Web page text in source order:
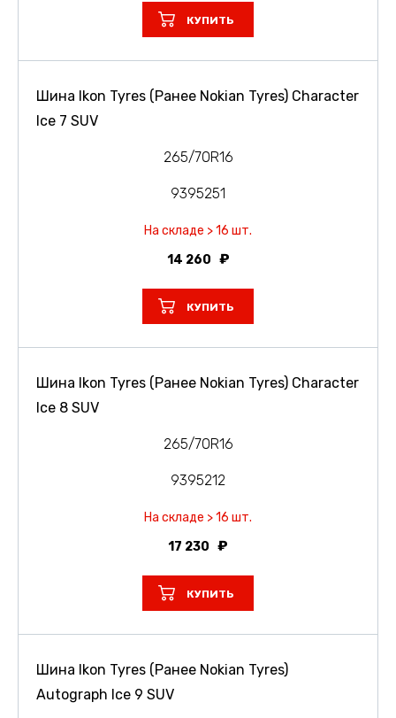
КУПИТЬ
Шина Ikon Tyres (Ранее Nokian Tyres) Character
Ice 7 SUV
265/70R16
9395251
На складе > 16 шт.
14 260
КУПИТЬ
Шина Ikon Tyres (Ранее Nokian Tyres) Character
Ice 8 SUV
265/70R16
9395212
На складе > 16 шт.
17 230
КУПИТЬ
Шина Ikon Tyres (Ранее Nokian Tyres)
Autograph Ice 9 SUV